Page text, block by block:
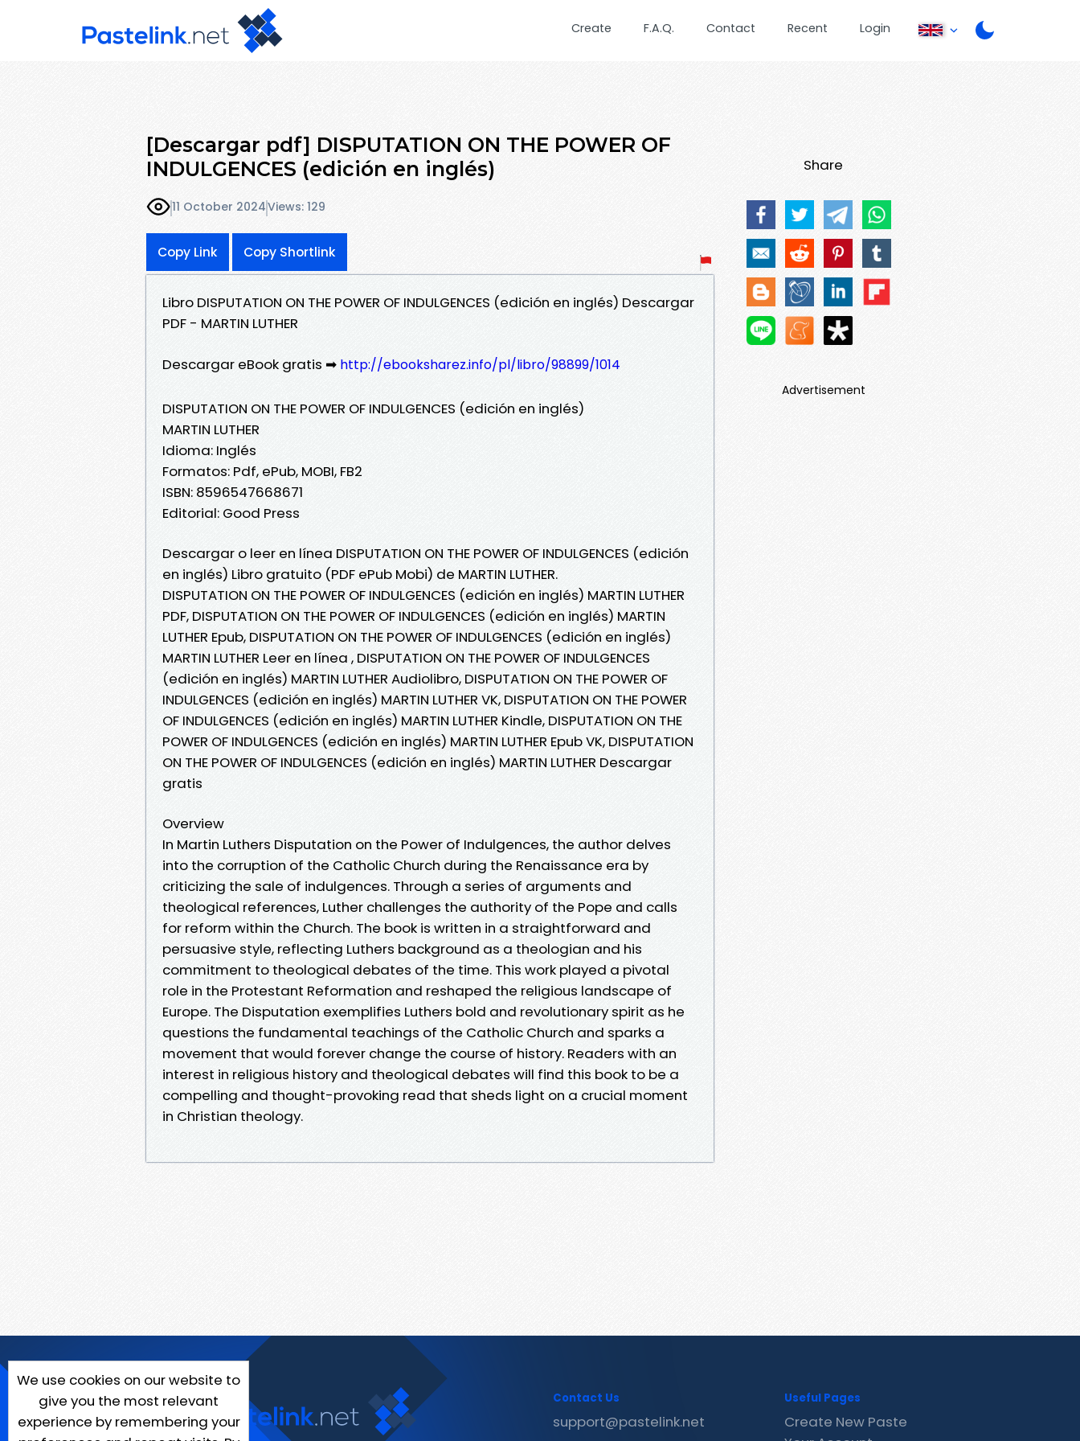
Create F.A.Q. Contact Recent Login
[Descargar pdf] DISPUTATION ON THE POWER OF
INDULGENCES (edición en inglés)
11 October 2024Views: 129
Copy Link Copy Shortlink
Libro DISPUTATION ON THE POWER OF INDULGENCES (edición en inglés) Descargar
PDF - MARTIN LUTHER
Descargar eBook gratis ➡ http://ebooksharez.info/pl/libro/98899/1014
DISPUTATION ON THE POWER OF INDULGENCES (edición en inglés)
MARTIN LUTHER
Idioma: Inglés
Formatos: Pdf, ePub, MOBI, FB2
ISBN: 8596547668671
Editorial: Good Press
Descargar o leer en línea DISPUTATION ON THE POWER OF INDULGENCES (edición
en inglés) Libro gratuito (PDF ePub Mobi) de MARTIN LUTHER.
DISPUTATION ON THE POWER OF INDULGENCES (edición en inglés) MARTIN LUTHER
PDF, DISPUTATION ON THE POWER OF INDULGENCES (edición en inglés) MARTIN
LUTHER Epub, DISPUTATION ON THE POWER OF INDULGENCES (edición en inglés)
MARTIN LUTHER Leer en línea , DISPUTATION ON THE POWER OF INDULGENCES
(edición en inglés) MARTIN LUTHER Audiolibro, DISPUTATION ON THE POWER OF
INDULGENCES (edición en inglés) MARTIN LUTHER VK, DISPUTATION ON THE POWER
OF INDULGENCES (edición en inglés) MARTIN LUTHER Kindle, DISPUTATION ON THE
POWER OF INDULGENCES (edición en inglés) MARTIN LUTHER Epub VK, DISPUTATION
ON THE POWER OF INDULGENCES (edición en inglés) MARTIN LUTHER Descargar
gratis
Overview
In Martin Luthers Disputation on the Power of Indulgences, the author delves
into the corruption of the Catholic Church during the Renaissance era by
criticizing the sale of indulgences. Through a series of arguments and
theological references, Luther challenges the authority of the Pope and calls
for reform within the Church. The book is written in a straightforward and
persuasive style, reflecting Luthers background as a theologian and his
commitment to theological debates of the time. This work played a pivotal
role in the Protestant Reformation and reshaped the religious landscape of
Europe. The Disputation exemplifies Luthers bold and revolutionary spirit as he
questions the fundamental teachings of the Catholic Church and sparks a
movement that would forever change the course of history. Readers with an
interest in religious history and theological debates will find this book to be a
compelling and thought-provoking read that sheds light on a crucial moment
in Christian theology.
Share
Advertisement
We use cookies on our website to
give you the most relevant
experience by remembering your
Contact Us
support@pastelink.net
Useful Pages
Create New Paste